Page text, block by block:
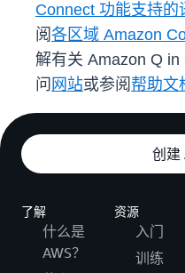
Connect 功能支持的
阅 各区域 Amazon
解有关 Amazon Q
问 网站或参阅 帮助文
创建
了解
什么是
AWS？
资源
入门
训练